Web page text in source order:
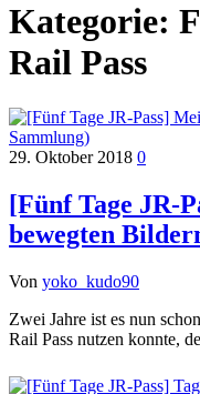
Kategorie:
Rail Pass
29. Oktober 2018 0
[Fünf Tage JR-
bewegten
Von yoko_kudo90
Zwei Jahre ist es nun
Rail Pass nutzen konnte,